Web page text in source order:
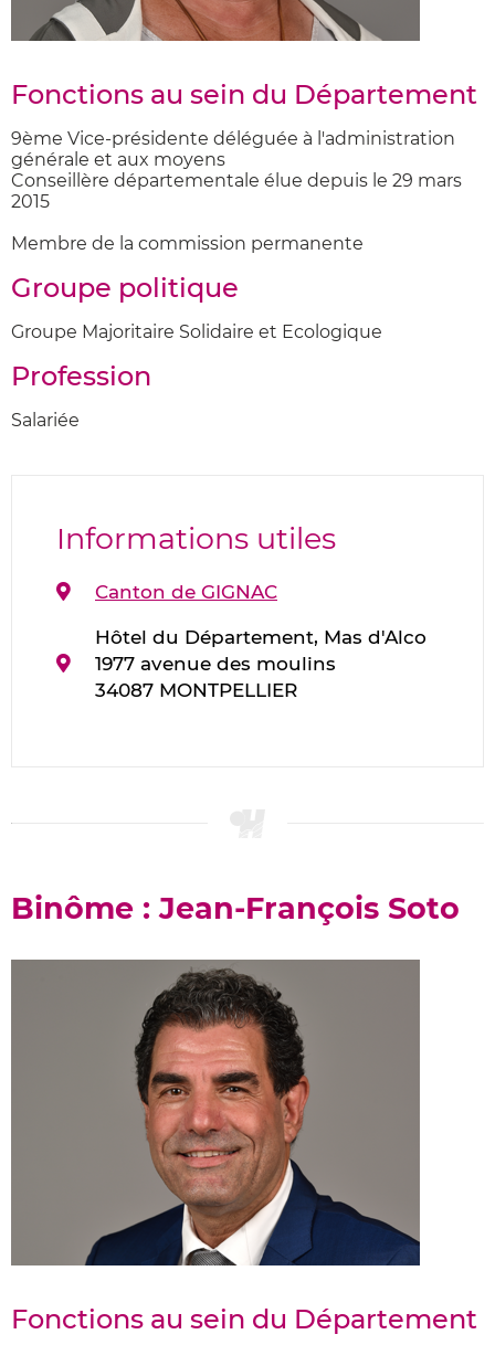
Fonctions au sein du Département
9ème Vice-présidente déléguée à l'administration
générale et aux moyens
Conseillère départementale élue depuis le 29 mars
2015
Membre de la commission permanente
Groupe politique
Groupe Majoritaire Solidaire et Ecologique
Profession
Salariée
Informations utiles
Canton de GIGNAC
Hôtel du Département, Mas d'Alco
1977 avenue des moulins
34087 MONTPELLIER
Binôme : Jean-François Soto
Fonctions au sein du Département